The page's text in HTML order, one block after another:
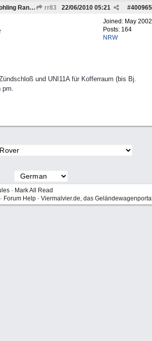
Re: Zündschlüsselrohling Range Rover Classic BJ 1972 rr83 #400965
22/06/2010 05:21
Joined: May 2002
Posts: 164
NRW
und UNI11A für Kofferraum (bis Bj.
pm.
· Mark All Read
· Forum Help · Viermalvier.de, das